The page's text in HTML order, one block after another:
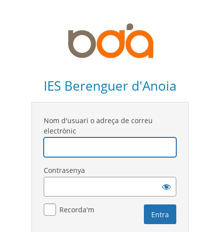
IES Berenguer d'Anoia
Nom d'usuari o adreça de correu
electrònic
Contrasenya
Recorda'm